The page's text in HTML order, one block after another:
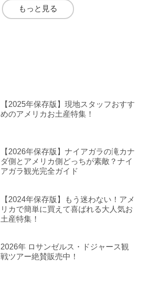
もっと見る
【2025年保存版】現地スタッフおすす
めのアメリカお土産特集！
【2026年保存版】ナイアガラの滝カナ
ダ側とアメリカ側どっちが素敵？ナイ
アガラ観光完全ガイド
【2024年保存版】もう迷わない！アメ
リカで簡単に買えて喜ばれる大人気お
土産特集！
2026年 ロサンゼルス・ドジャース観
戦ツアー絶賛販売中！